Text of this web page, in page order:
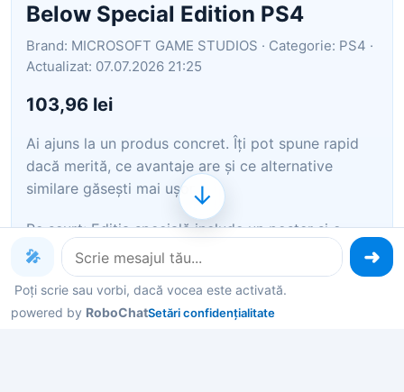
Below Special Edition PS4
Brand: MICROSOFT GAME STUDIOS · Categorie: PS4 ·
Actualizat: 07.07.2026 21:25
103,96 lei
Ai ajuns la un produs concret. Îți pot spune rapid
dacă merită, ce avantaje are și ce alternative
similare găsești mai ușor.
Pe scurt: Ediția specială include un poster și o
carte de concepte artistice. Testează-ți curajul în
labirinturile subterane procedurale din The Isle.
Explorați
🎤
Poți scrie sau vorbi, dacă vocea este activată.
powered by RoboChatSetări confidențialitate
↓